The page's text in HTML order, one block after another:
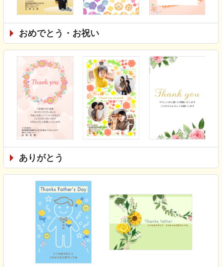
おめでとう・お祝い
ありがとう